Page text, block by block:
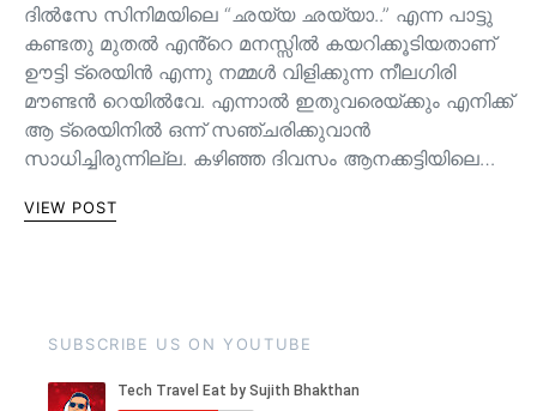
ദിൽസേ സിനിമയിലെ “ഛയ്യ ഛയ്യാ..” എന്ന പാട്ടു
കണ്ടതു മുതൽ എൻ്റെ മനസ്സിൽ കയറിക്കൂടിയതാണ്
ഊട്ടി ട്രെയിൻ എന്നു നമ്മൾ വിളിക്കുന്ന നീലഗിരി
മൗണ്ടൻ റെയിൽവേ. എന്നാൽ ഇതുവരെയ്ക്കും എനിക്ക്
ആ ട്രെയിനിൽ ഒന്ന് സഞ്ചരിക്കുവാൻ
സാധിച്ചിരുന്നില്ല. കഴിഞ്ഞ ദിവസം ആനക്കട്ടിയിലെ…
VIEW POST
SUBSCRIBE US ON YOUTUBE